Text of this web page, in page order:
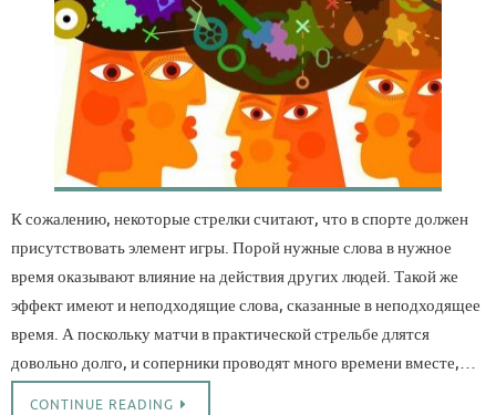
К сожалению, некоторые стрелки считают, что в спорте должен
присутствовать элемент игры. Порой нужные слова в нужное
время оказывают влияние на действия других людей. Такой же
эффект имеют и неподходящие слова, сказанные в неподходящее
время. А поскольку матчи в практической стрельбе длятся
довольно долго, и соперники проводят много времени вместе,…
CONTINUE READING